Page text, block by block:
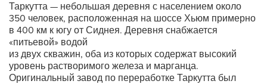
Таркутта — небольшая деревня с населением около
350 человек, расположенная на шоссе Хьюм примерно
в 400 км к югу от Сиднея. Деревня снабжается
«питьевой» водой
из двух скважин, оба из которых содержат высокий
уровень растворимого железа и марганца.
Оригинальный завод по переработке Таркутта был